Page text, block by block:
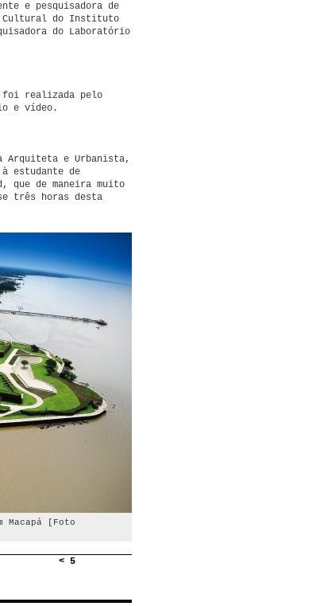
e pesquisadora de
Cultural do Instituto
do Laboratório
foi realizada pelo
e vídeo.
Arquiteta e Urbanista,
à estudante de
que de maneira muito
três horas desta
Macapá [Foto
< 5